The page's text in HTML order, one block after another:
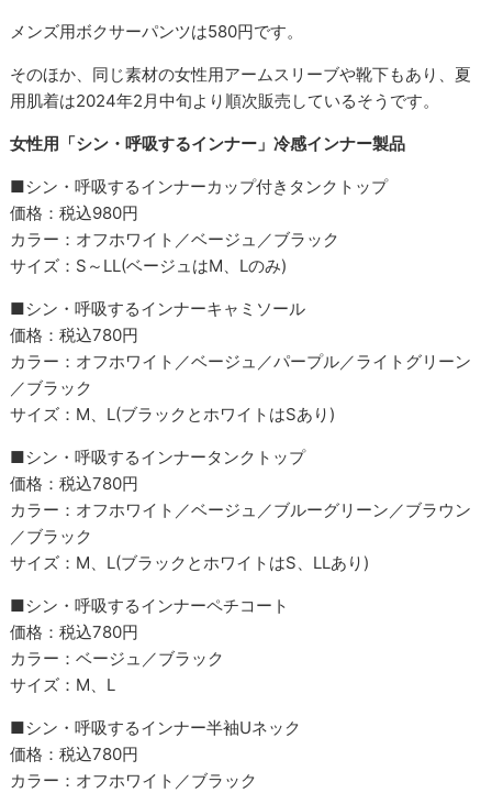
メンズ用ボクサーパンツは580円です。
そのほか、同じ素材の女性用アームスリーブや靴下もあり、夏
用肌着は2024年2月中旬より順次販売しているそうです。
女性用「シン・呼吸するインナー」冷感インナー製品
■シン・呼吸するインナーカップ付きタンクトップ
価格：税込980円
カラー：オフホワイト／ベージュ／ブラック
サイズ：S～LL(ベージュはM、Lのみ)
■シン・呼吸するインナーキャミソール
価格：税込780円
カラー：オフホワイト／ベージュ／パープル／ライトグリーン
／ブラック
サイズ：M、L(ブラックとホワイトはSあり)
■シン・呼吸するインナータンクトップ
価格：税込780円
カラー：オフホワイト／ベージュ／ブルーグリーン／ブラウン
／ブラック
サイズ：M、L(ブラックとホワイトはS、LLあり)
■シン・呼吸するインナーペチコート
価格：税込780円
カラー：ベージュ／ブラック
サイズ：M、L
■シン・呼吸するインナー半袖Uネック
価格：税込780円
カラー：オフホワイト／ブラック